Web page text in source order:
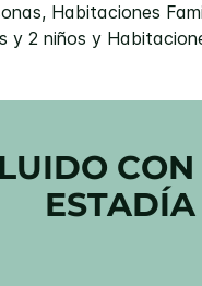
Habitaciones
y 2 niños y
ESTADÍA